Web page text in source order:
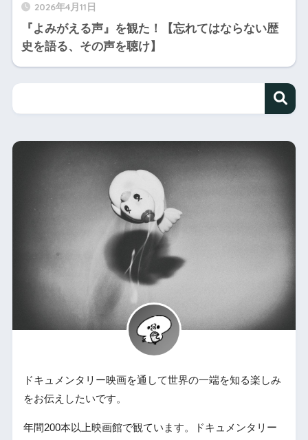
2026年4月11日
『よみがえる声』を観た！【忘れてはならない歴
史を語る、その声を聴け】
ドキュメンタリー映画を通して世界の一端を知る楽しみ
をお伝えしたいです。
年間200本以上映画館で観ています。ドキュメンタリー